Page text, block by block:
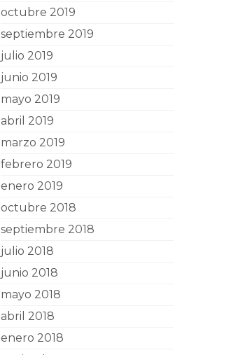
octubre 2019
septiembre 2019
julio 2019
junio 2019
mayo 2019
abril 2019
marzo 2019
febrero 2019
enero 2019
octubre 2018
septiembre 2018
julio 2018
junio 2018
mayo 2018
abril 2018
enero 2018